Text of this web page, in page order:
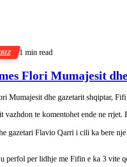
1 min read
Flori Mumajesit
vazhdon te komentohet ende ne
gazetari Flavio Qarri i cili ka bere
perfol per lidhje me Fifin e ka 3 vite